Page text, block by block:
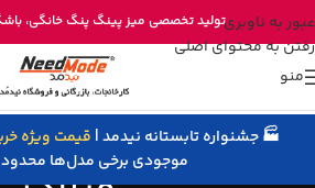
عبور به ناوبری
رفتن به محتوای اصلی
خرید مستقیم میز پینگ پنگ از
تولید تخصصی میز پینگ پنگ خانگی،
منو
🏭 جشنواره تابستانه نیدمد | قیمت ویژه
موجودی برخی مدل‌ها